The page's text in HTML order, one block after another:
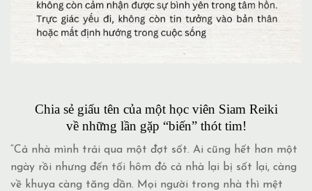
Chia sẻ giấu tên của một học viên Siam Reiki
về những lần gặp “biến” thót tim!
“Cả nhà mình trải qua một đợt sốt. Ai cũng hết hơn một
ngày rồi nhưng đến tối hôm đó cả nhà lại bị sốt lại, càng
về khuya càng tăng dần. Mọi người trong nhà thì mệt